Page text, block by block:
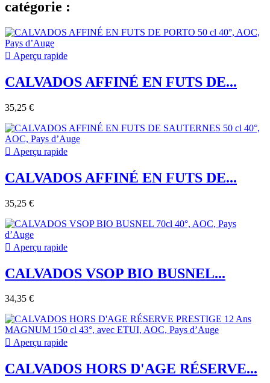
catégorie :
 Aperçu rapide
CALVADOS AFFINÉ EN FUTS DE...
35,25 €
 Aperçu rapide
CALVADOS AFFINÉ EN FUTS DE...
35,25 €
 Aperçu rapide
CALVADOS VSOP BIO BUSNEL...
34,35 €
 Aperçu rapide
CALVADOS HORS D'AGE RÉSERVE...